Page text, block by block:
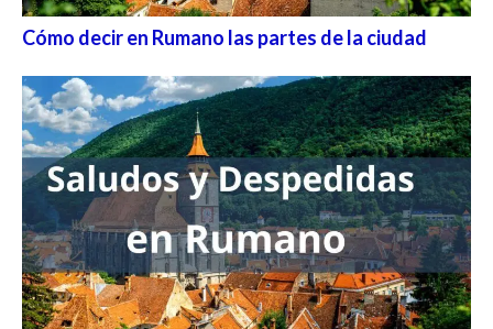
Cómo decir en Rumano las partes de la ciudad